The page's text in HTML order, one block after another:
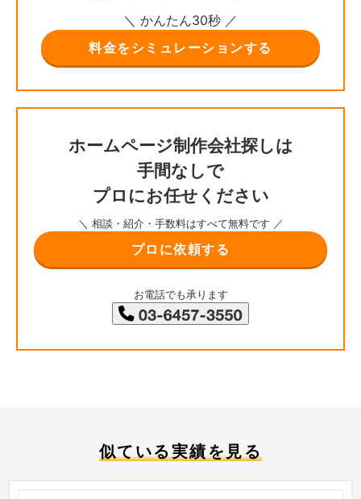
＼ かんたん30秒 ／
料金をシミュレーションする
ホームページ制作会社探しは
手間なしで
プロにお任せください
＼ 相談・紹介・手数料はすべて無料です ／
プロに依頼する
お電話でも承ります
似ている実績を見る